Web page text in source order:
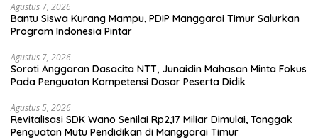
Agustus 7, 2026
Bantu Siswa Kurang Mampu, PDIP Manggarai Timur Salurkan
Program Indonesia Pintar
Agustus 7, 2026
Soroti Anggaran Dasacita NTT, Junaidin Mahasan Minta Fokus
Pada Penguatan Kompetensi Dasar Peserta Didik
Agustus 5, 2026
Revitalisasi SDK Wano Senilai Rp2,17 Miliar Dimulai, Tonggak
Penguatan Mutu Pendidikan di Manggarai Timur